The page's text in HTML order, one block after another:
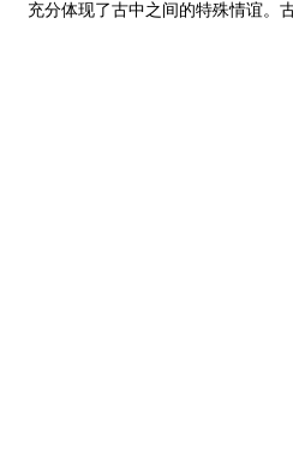
充分体现了古中之间的特殊情谊。